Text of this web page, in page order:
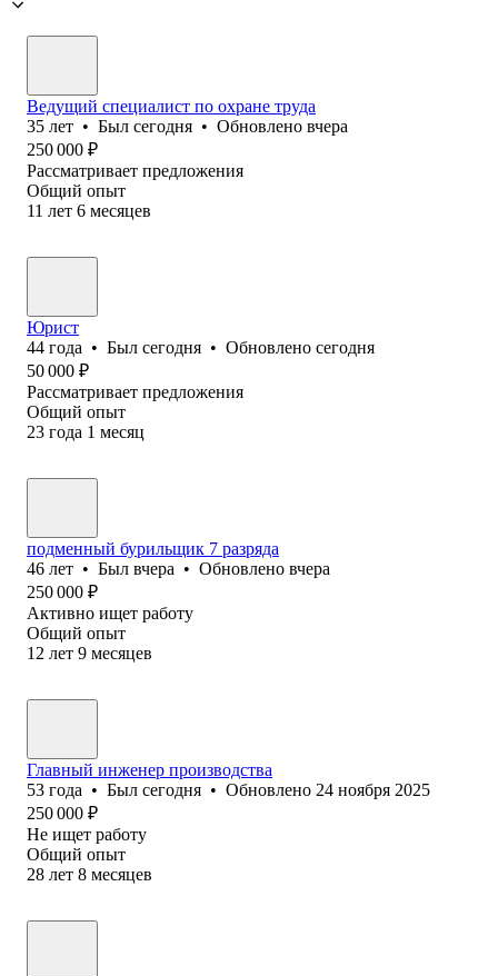
Ведущий специалист по охране труда
35 лет • Был сегодня • Обновлено вчера
250 000 ₽
Рассматривает предложения
Общий опыт
11 лет 6 месяцев
Юрист
44 года • Был сегодня • Обновлено сегодня
50 000 ₽
Рассматривает предложения
Общий опыт
23 года 1 месяц
подменный бурильщик 7 разряда
46 лет • Был вчера • Обновлено вчера
250 000 ₽
Активно ищет работу
Общий опыт
12 лет 9 месяцев
Главный инженер производства
53 года • Был сегодня • Обновлено 24 ноября 2025
250 000 ₽
Не ищет работу
Общий опыт
28 лет 8 месяцев